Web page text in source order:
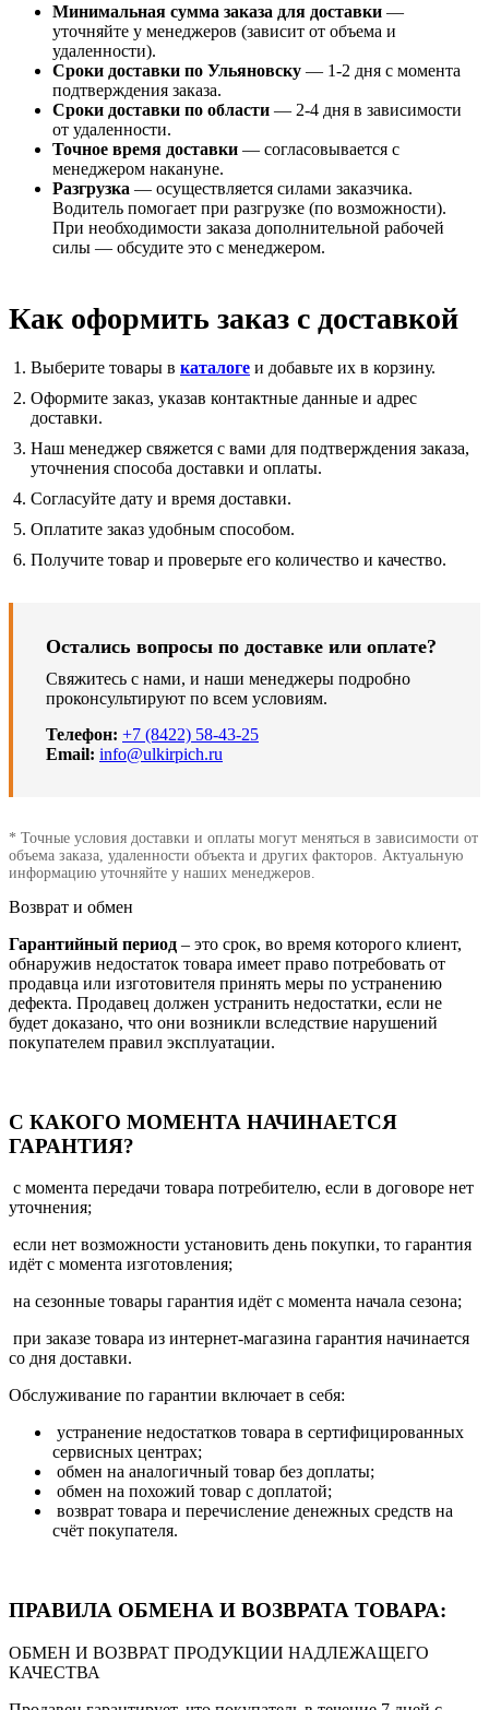
Минимальная сумма заказа для доставки —
уточняйте у менеджеров (зависит от объема и
удаленности).
Сроки доставки по Ульяновску — 1-2 дня с момента
подтверждения заказа.
Сроки доставки по области — 2-4 дня в зависимости
от удаленности.
Точное время доставки — согласовывается с
менеджером накануне.
Разгрузка — осуществляется силами заказчика.
Водитель помогает при разгрузке (по возможности).
При необходимости заказа дополнительной рабочей
силы — обсудите это с менеджером.
Как оформить заказ с доставкой
Выберите товары в каталоге и добавьте их в корзину.
Оформите заказ, указав контактные данные и адрес
доставки.
Наш менеджер свяжется с вами для подтверждения заказа,
уточнения способа доставки и оплаты.
Согласуйте дату и время доставки.
Оплатите заказ удобным способом.
Получите товар и проверьте его количество и качество.
Остались вопросы по доставке или оплате?
Свяжитесь с нами, и наши менеджеры подробно
проконсультируют по всем условиям.
Телефон: +7 (8422) 58-43-25
Email: info@ulkirpich.ru
* Точные условия доставки и оплаты могут меняться в зависимости от
объема заказа, удаленности объекта и других факторов. Актуальную
информацию уточняйте у наших менеджеров.
Возврат и обмен
Гарантийный период – это срок, во время которого клиент,
обнаружив недостаток товара имеет право потребовать от
продавца или изготовителя принять меры по устранению
дефекта. Продавец должен устранить недостатки, если не
будет доказано, что они возникли вследствие нарушений
покупателем правил эксплуатации.
С КАКОГО МОМЕНТА НАЧИНАЕТСЯ
ГАРАНТИЯ?
с момента передачи товара потребителю, если в договоре нет
уточнения;
если нет возможности установить день покупки, то гарантия
идёт с момента изготовления;
на сезонные товары гарантия идёт с момента начала сезона;
при заказе товара из интернет-магазина гарантия начинается
со дня доставки.
Обслуживание по гарантии включает в себя:
устранение недостатков товара в сертифицированных
сервисных центрах;
обмен на аналогичный товар без доплаты;
обмен на похожий товар с доплатой;
возврат товара и перечисление денежных средств на
счёт покупателя.
ПРАВИЛА ОБМЕНА И ВОЗВРАТА ТОВАРА:
ОБМЕН И ВОЗВРАТ ПРОДУКЦИИ НАДЛЕЖАЩЕГО
КАЧЕСТВА